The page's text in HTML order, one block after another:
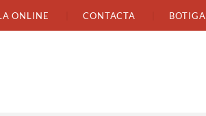
ONLINE CONTACTA BOTIGA